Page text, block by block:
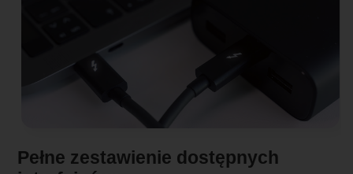
Pełne zestawienie dostępnych